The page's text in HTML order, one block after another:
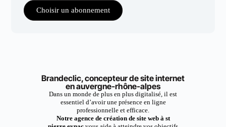
Choisir un abonnement
Brandeclic, concepteur de site internet
en auvergne-rhône-alpes
Dans un monde de plus en plus digitalisé, il est
essentiel d’avoir une présence en ligne
professionnelle et efficace.
Notre agence de création de site web à st